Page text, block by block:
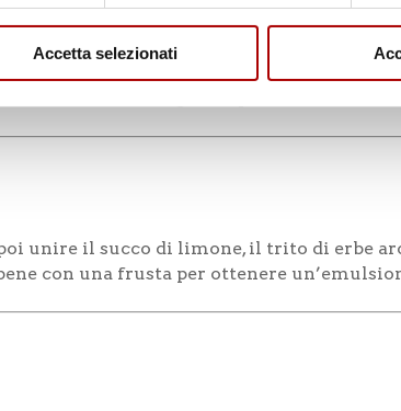
Accetta selezionati
sbucciando l’aglio e spremendo il
unire il succo di limone, il trito di erbe
con una frusta per ottenere